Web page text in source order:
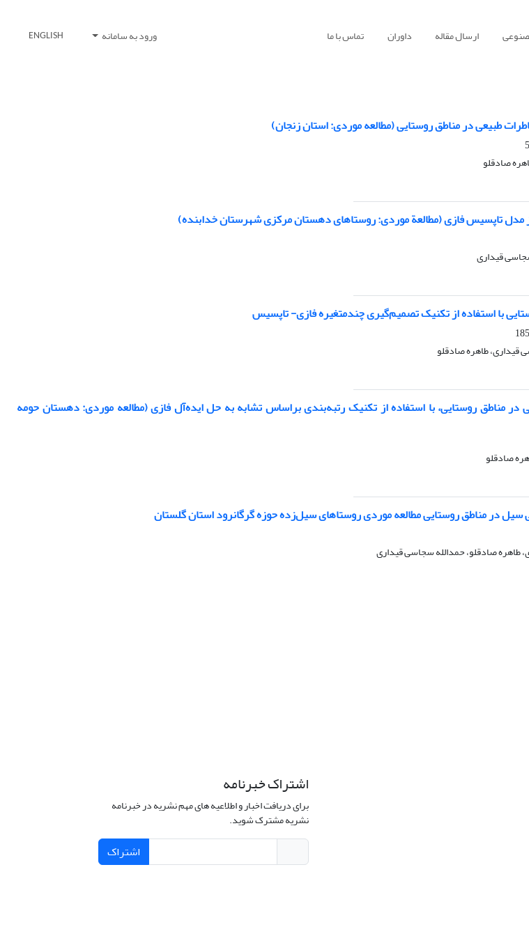
ارسال مقاله داوران تماس با ما ورود به سامانه ENGLISH
طبیعی در مناطق روستایی (مطالعه موردی: استان زنجان)
صادقلو
مدل تاپسیس فازی (مطالعة موردی: روستاهای دهستان مرکزی شهرستان خدابنده)
قیداری
با استفاده از تکنیک تصمیم‌گیری چندمتغیره فازی- تاپسیس
قیداری، طاهره صادقلو
مناطق روستایی، با استفاده از تکنیک رتبه‌بندی براساس تشابه به حل ایده‌آل فازی (مطالعه موردی: دهستان حومه
صادقلو
در مناطق روستایی مطالعه موردی روستاهای سیل‌زده حوزه گرگانرود استان گلستان
طاهره صادقلو، حمدالله سجاسی قیداری
اشتراک خبرنامه
برای دریافت اخبار و اطلاعیه های مهم نشریه در خبرنامه
نشریه مشترک شوید.
اشتراک